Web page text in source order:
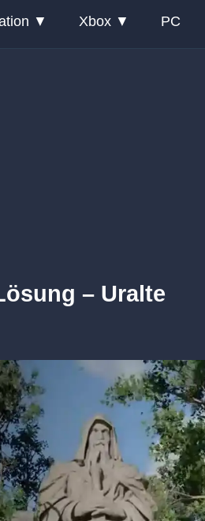
Xbox PC
– Uralte